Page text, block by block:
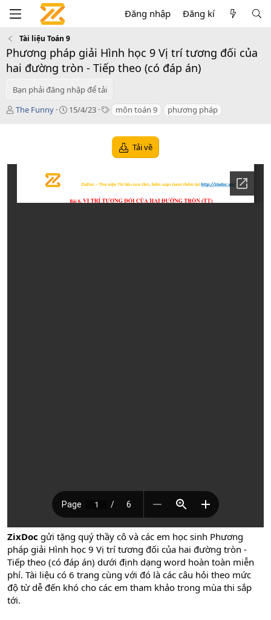
Đăng nhập Đăng kí
Tài liệu Toán 9
Phương pháp giải Hình học 9 Vị trí tương đối của
hai đường tròn - Tiếp theo (có đáp án)
Bạn phải đăng nhập để tải
T
ả
The Funny
C15/4/23
T
s
môn toán 9 phương pháp
Tải về
ZixDoc gửi tặng quý thầy cô và các em học sinh Phương
pháp giải Hình học 9 Vị trí tương đối của hai đường tròn -
Tiếp theo (có đáp án) dưới định dạng word hoàn toàn miễn
phí. Tài liệu có 6 trang cùng với đó là các câu hỏi theo mức
độ từ dễ đến khó cho các em tham khảo trong mùa thi sắp
tới.